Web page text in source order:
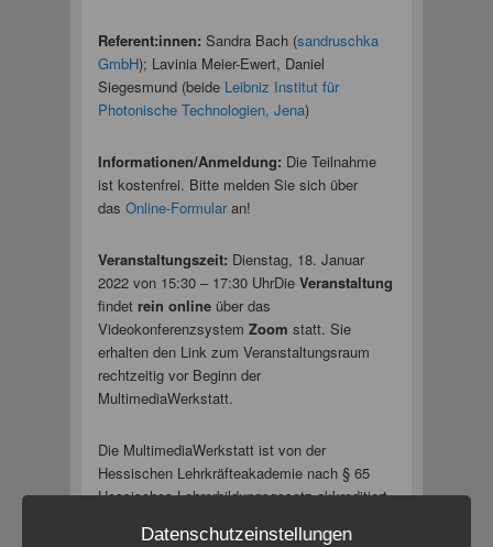
Referent:innen: Sandra Bach (sandruschka
GmbH); Lavinia Meier-Ewert, Daniel
Siegesmund (beide Leibniz Institut für
Photonische Technologien, Jena)
Informationen/Anmeldung: Die Teilnahme
ist kostenfrei. Bitte melden Sie sich über
das Online-Formularan!
Veranstaltungszeit: Dienstag, 18. Januar
2022 von 15:30 – 17:30 UhrDieVeranstaltung
findetrein onlineüber das
Videokonferenzsystem Zoom statt. Sie
erhalten den Link zum Veranstaltungsraum
rechtzeitig vor Beginn der
MultimediaWerkstatt.
Die MultimediaWerkstatt ist von der
Hessischen Lehrkräfteakademie nach § 65
Hessisches Lehrerbildungsgesetz akkreditiert
Datenschutzeinstellungen